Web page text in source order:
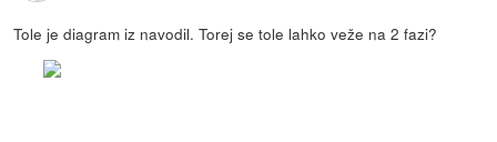
Tole je diagram iz navodil. Torej se tole lahko veže na 2 fazi?